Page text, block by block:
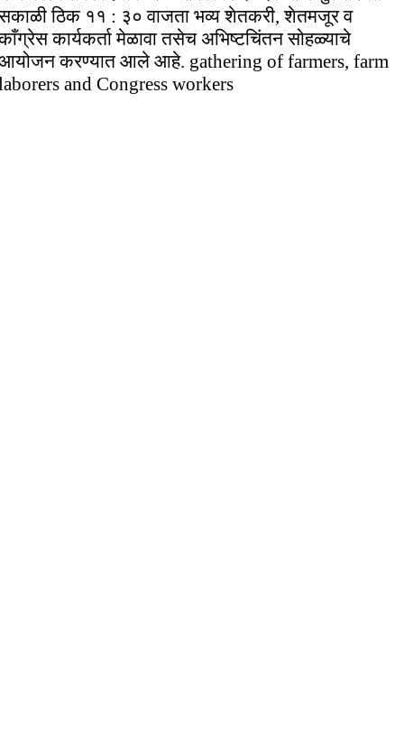
ठिक ११ : ३० वाजता भव्य शेतकरी, शेतमजूर व
कार्यकर्ता मेळावा तसेच अभिष्टचिंतन सोहळ्याचे
करण्यात आले आहे. gathering of farmers, farm
and Congress workers